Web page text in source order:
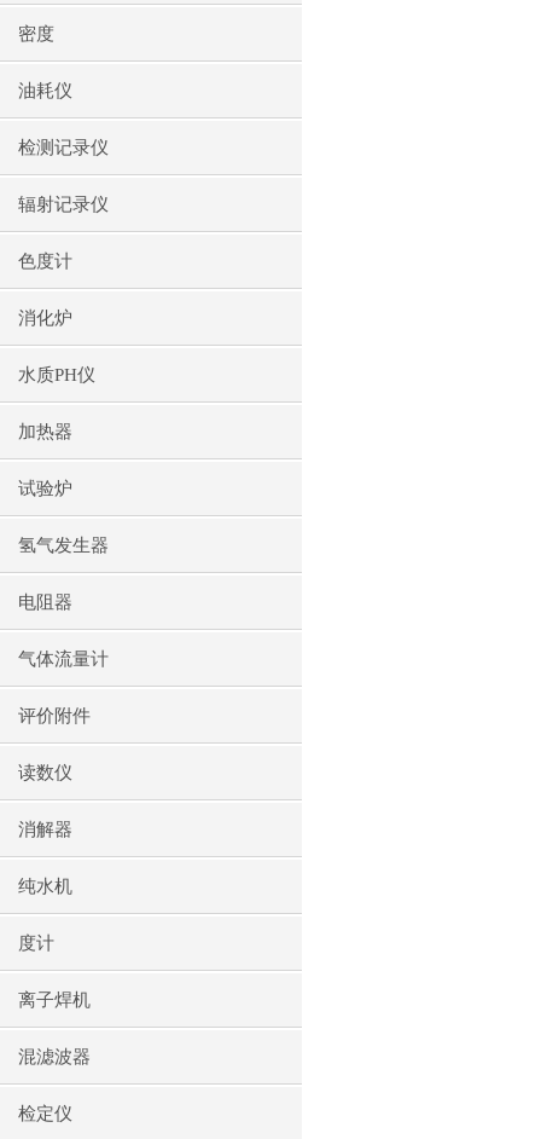
密度
油耗仪
检测记录仪
辐射记录仪
色度计
消化炉
水质PH仪
加热器
试验炉
氢气发生器
电阻器
气体流量计
评价附件
读数仪
消解器
纯水机
度计
离子焊机
混滤波器
检定仪